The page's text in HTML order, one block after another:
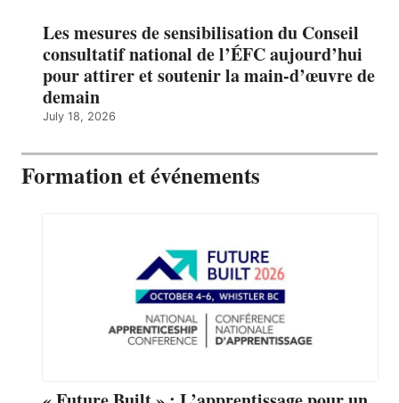
Les mesures de sensibilisation du Conseil
consultatif national de l’ÉFC aujourd’hui
pour attirer et soutenir la main-d’œuvre de
demain
July 18, 2026
Formation et événements